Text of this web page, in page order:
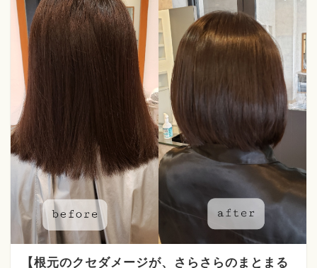
【根元のクセダメージが、さらさらのまとまる